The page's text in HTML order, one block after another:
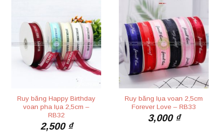
Ruy băng Happy Birthday
voan pha lụa 2,5cm –
RB32
2,500 ₫
Ruy băng lụa voan 2,5cm
Forever Love – RB33
3,000 ₫